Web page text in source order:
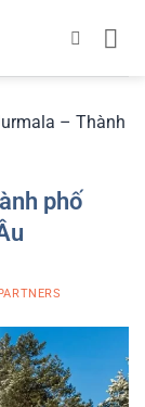
– Thành
phố